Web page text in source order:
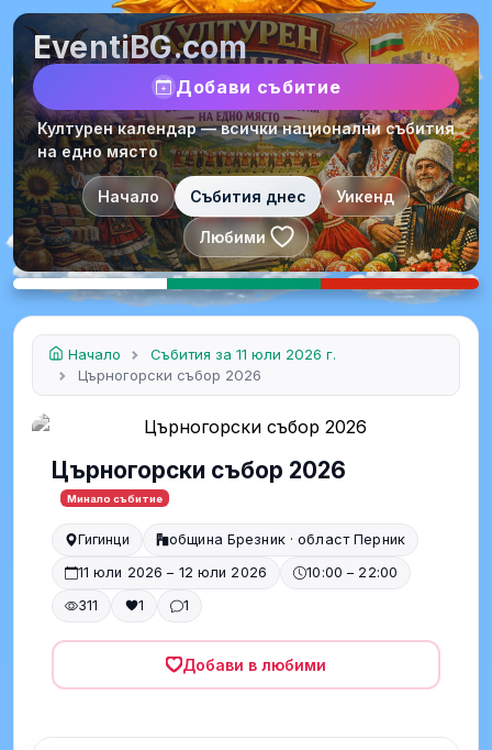
EventiBG.com
Добави събитие
Културен календар — всички национални събития
на едно място
Начало Събития днес Уикенд
Любими
Начало
Събития за 11 юли 2026 г.
Църногорски събор 2026
Църногорски събор 2026
Минало събитие
Гигинци
община Брезник · област Перник
11 юли 2026 – 12 юли 2026
10:00 – 22:00
311
1 1
Добави в любими